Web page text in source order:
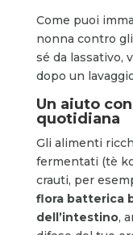
Come puoi
nonna contro
sé da lassativo,
dopo un
Un aiuto
quotidiana
Gli alimenti
fermentati (tè
crauti, per
flora batterica
dell’intestino,